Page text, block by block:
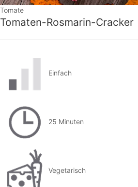
Tomate
Tomaten-Rosmarin-Cracker
Einfach
25 Minuten
Vegetarisch